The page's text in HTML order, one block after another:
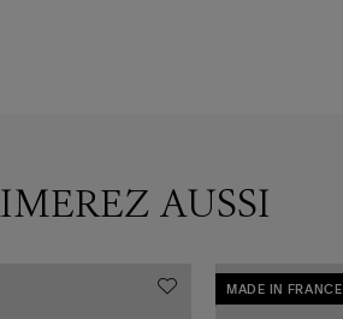
AUSSI
MADE IN FRANCE